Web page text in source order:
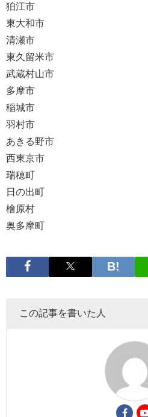
狛江市
東大和市
清瀬市
東久留米市
武蔵村山市
多摩市
稲城市
羽村市
あきる野市
西東京市
瑞穂町
日の出町
檜原村
奥多摩町
この記事を書いた人